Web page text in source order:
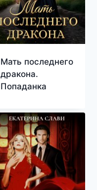
Мать последнего
дракона.
Попаданка